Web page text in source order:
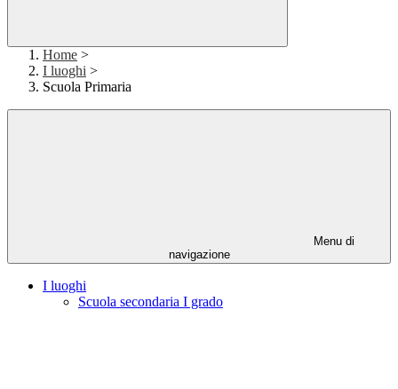
Home >
I luoghi >
Scuola Primaria
Menu di
navigazione
I luoghi
Scuola secondaria I grado